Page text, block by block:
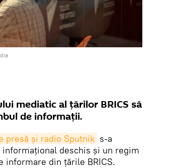
mediatic al țărilor BRICS să
de informații.
presă și radio Sputnik s-a
deschis și un regim
informare din țările BRICS.